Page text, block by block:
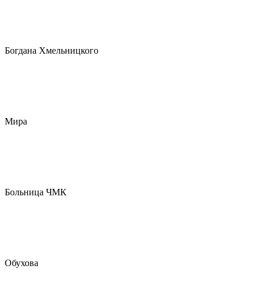
Богдана Хмельницкого
Мира
Больница ЧМК
Обухова